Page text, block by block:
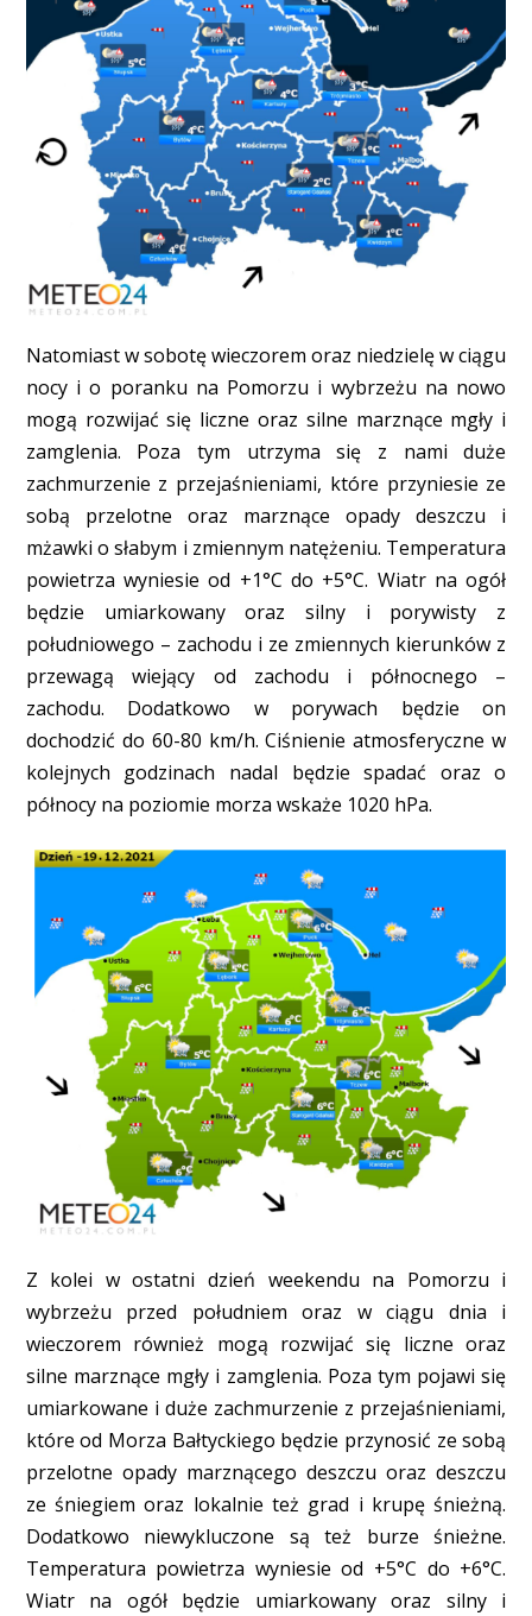
Natomiast w sobotę wieczorem oraz niedzielę w ciągu
nocy i o poranku na Pomorzu i wybrzeżu na nowo
mogą rozwijać się liczne oraz silne marznące mgły i
zamglenia. Poza tym utrzyma się z nami duże
zachmurzenie z przejaśnieniami, które przyniesie ze
sobą przelotne oraz marznące opady deszczu i
mżawki o słabym i zmiennym natężeniu. Temperatura
powietrza wyniesie od +1°C do +5°C. Wiatr na ogół
będzie umiarkowany oraz silny i porywisty z
południowego – zachodu i ze zmiennych kierunków z
przewagą wiejący od zachodu i północnego –
zachodu. Dodatkowo w porywach będzie on
dochodzić do 60-80 km/h. Ciśnienie atmosferyczne w
kolejnych godzinach nadal będzie spadać oraz o
północy na poziomie morza wskaże 1020 hPa.
Z kolei w ostatni dzień weekendu na Pomorzu i
wybrzeżu przed południem oraz w ciągu dnia i
wieczorem również mogą rozwijać się liczne oraz
silne marznące mgły i zamglenia. Poza tym pojawi się
umiarkowane i duże zachmurzenie z przejaśnieniami,
które od Morza Bałtyckiego będzie przynosić ze sobą
przelotne opady marznącego deszczu oraz deszczu
ze śniegiem oraz lokalnie też grad i krupę śnieżną.
Dodatkowo niewykluczone są też burze śnieżne.
Temperatura powietrza wyniesie od +5°C do +6°C.
Wiatr na ogół będzie umiarkowany oraz silny i